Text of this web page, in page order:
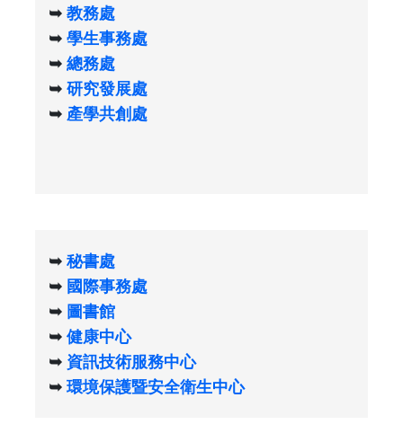
➥教務處
➥學生事務處
➥總務處
➥研究發展處
➥ 產學共創處
➥秘書處
➥ 國際事務處
➥ 圖書館
➥健康中心
➥ 資訊技術服務中心
➥環境保護暨安全衛生中心